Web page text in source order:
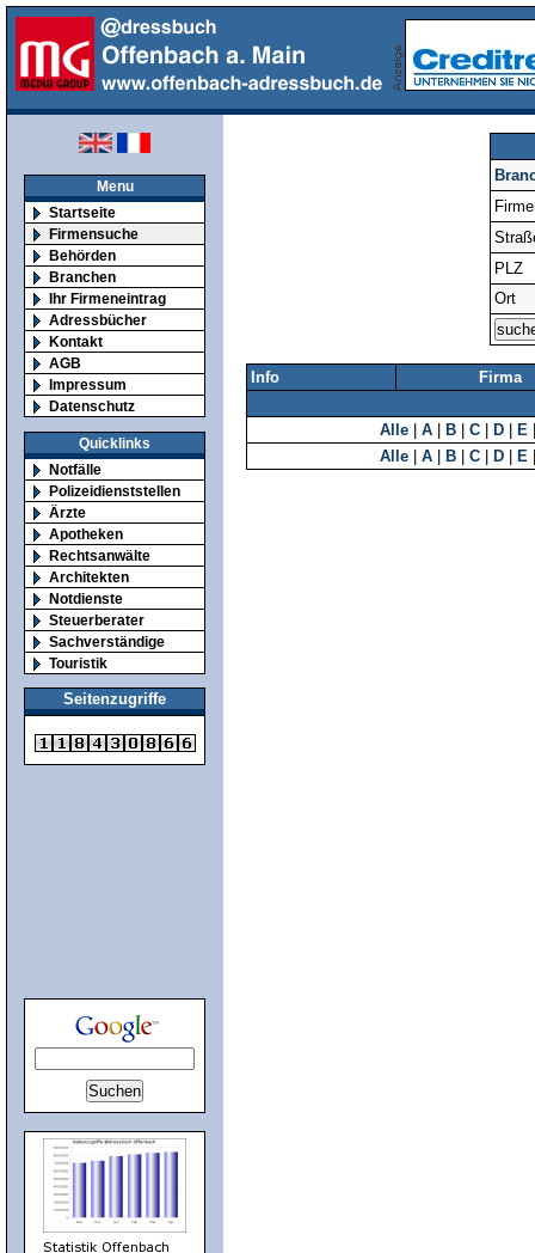
Menu
Startseite
Firmensuche
Behörden
Branchen
Ihr Firmeneintrag
Adressbücher
Kontakt
AGB
Impressum
Datenschutz
Quicklinks
Notfälle
Polizeidienststellen
Ärzte
Apotheken
Rechtsanwälte
Architekten
Notdienste
Steuerberater
Sachverständige
Touristik
Seitenzugriffe
PLZ
Ort
Info Firma
Alle A B C D E
Alle
A B C D E